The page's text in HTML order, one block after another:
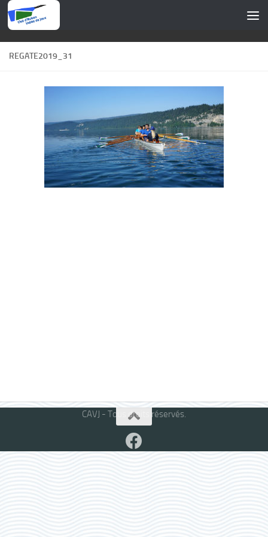
Skip to content
REGATE2019_31
CAVJ - Tous droits réservés.